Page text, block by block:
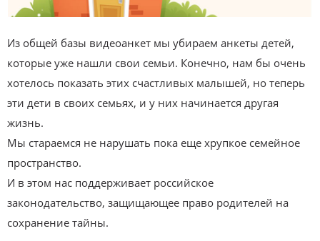
Из общей базы видеоанкет мы убираем анкеты детей,
которые уже нашли свои семьи. Конечно, нам бы очень
хотелось показать этих счастливых малышей, но теперь
эти дети в своих семьях, и у них начинается другая
жизнь.
Мы стараемся не нарушать пока еще хрупкое семейное
пространство.
И в этом нас поддерживает российское
законодательство, защищающее право родителей на
сохранение тайны.